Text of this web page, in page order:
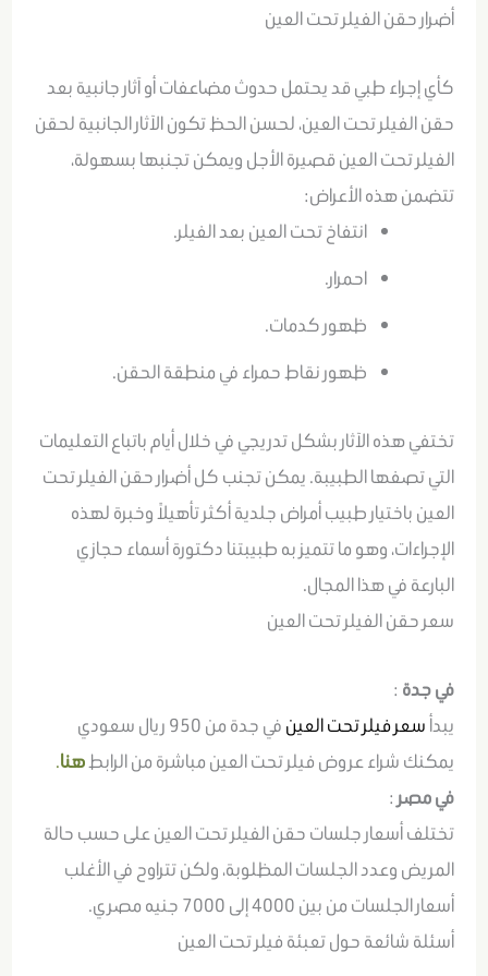
أضرار حقن الفيلر تحت العين
كأي إجراء طبي قد يحتمل حدوث مضاعفات أو آثار جانبية بعد
حقن الفيلر تحت العين، لحسن الحظ تكون الآثار الجانبية لحقن
الفيلر تحت العين قصيرة الأجل ويمكن تجنبها بسهولة،
تتضمن هذه الأعراض:
انتفاخ تحت العين بعد الفيلر.
احمرار.
ظهور كدمات.
ظهور نقاط حمراء في منطقة الحقن.
تختفي هذه الآثار بشكل تدريجي في خلال أيام باتباع التعليمات
التي تصفها الطبيبة. يمكن تجنب كل أضرار حقن الفيلر تحت
العين باختيار طبيب أمراض جلدية أكثر تأهيلاً وخبرة لهذه
الإجراءات، وهو ما تتميز به طبيبتنا دكتورة أسماء حجازي
البارعة في هذا المجال.
سعر حقن الفيلر تحت العين
في جدة :
يبدأسعر فيلر تحت العين
في جدة من 950 ريال سعودي
يمكنك شراء عروض فيلر تحت العين مباشرة من الرابطهنا.
في مصر :
تختلف أسعار جلسات حقن الفيلر تحت العين على حسب حالة
المريض وعدد الجلسات المظلوبة، ولكن تتراوح في الأغلب
أسعار الجلسات من بين 4000 إلى 7000 جنيه مصري.
أسئلة شائعة حول تعبئة فيلر تحت العين